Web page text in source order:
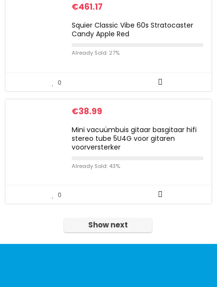
€461.17
Squier Classic Vibe 60s Stratocaster
Candy Apple Red
Already Sold: 27%
0
€38.99
Mini vacuümbuis gitaar basgitaar hifi
stereo tube 5U4G voor gitaren
voorversterker
Already Sold: 43%
0
Show next